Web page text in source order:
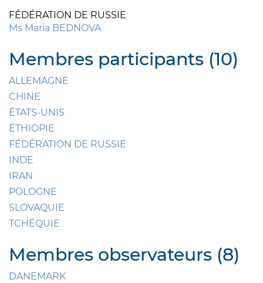
FÉDÉRATION DE RUSSIE
Ms Maria BEDNOVA
Membres participants (10)
ALLEMAGNE
CHINE
ÉTATS-UNIS
ÉTHIOPIE
FÉDÉRATION DE RUSSIE
INDE
IRAN
POLOGNE
SLOVAQUIE
TCHÉQUIE
Membres observateurs (8)
DANEMARK